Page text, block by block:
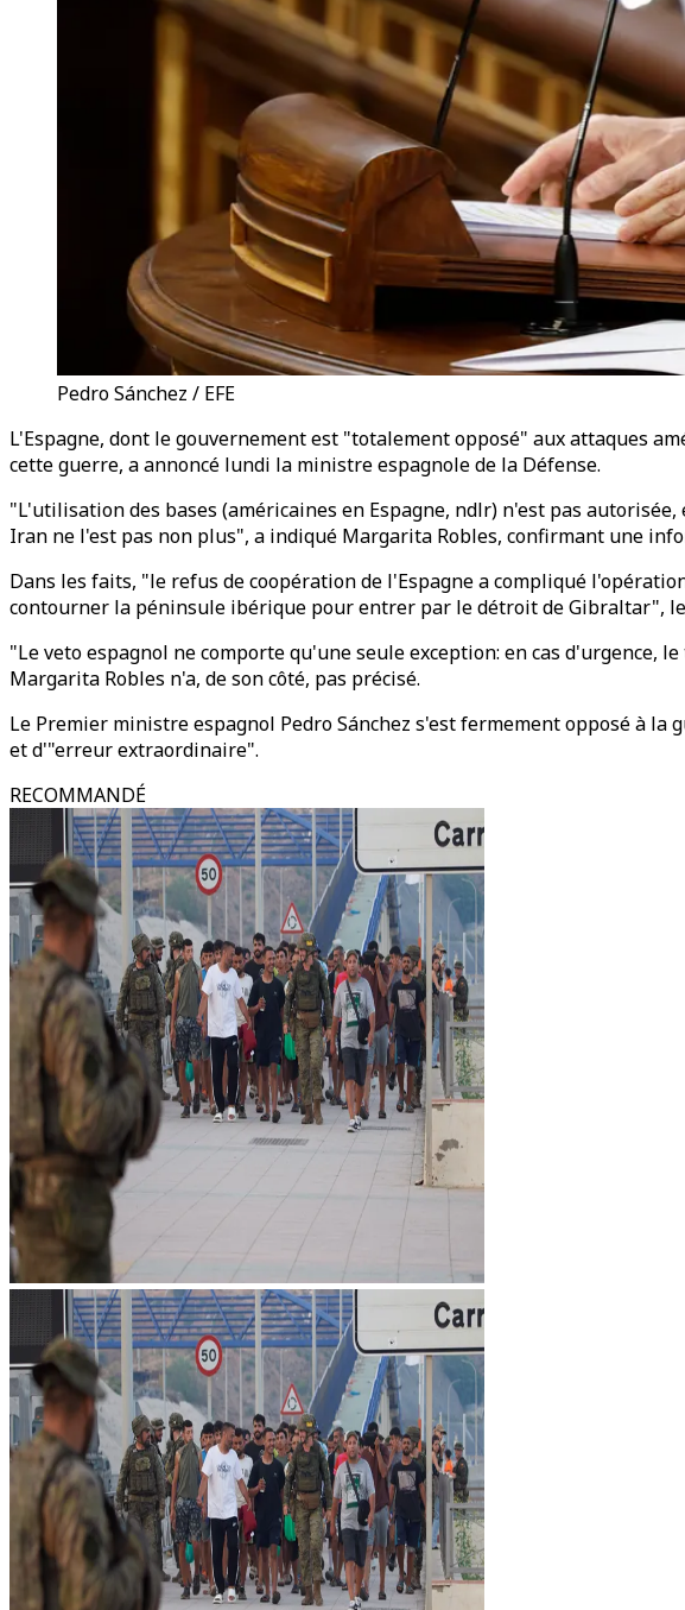
Pedro Sánchez / EFE
L'Espagne, dont le gouvernement est "totalement opposé" aux attaques
cette guerre, a annoncé lundi la ministre espagnole de la Défense.
"L'utilisation des bases (américaines en Espagne, ndlr) n'est pas
Iran ne l'est pas non plus", a indiqué Margarita Robles, confirmant une
Dans les faits, "le refus de coopération de l'Espagne a compliqué
contourner la péninsule ibérique pour entrer par le détroit de Gibraltar",
"Le veto espagnol ne comporte qu'une seule exception: en cas
Margarita Robles n'a, de son côté, pas précisé.
Le Premier ministre espagnol Pedro Sánchez s'est fermement opposé à
et d'"erreur extraordinaire".
RECOMMANDÉ